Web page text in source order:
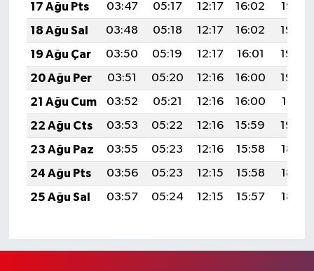
17 Ağu Pts
03:47 05:17 12:17 16:02
19:07
18 Ağu Sal
03:48 05:18 12:17 16:02
19:05
19 Ağu Çar
03:50 05:19 12:17 16:01
19:04
20 Ağu Per
03:51 05:20 12:16 16:00
19:03
21 Ağu Cum
03:52 05:21 12:16 16:00
19:01
22 Ağu Cts
03:53 05:22 12:16 15:59
19:00
23 Ağu Paz
03:55 05:23 12:16 15:58
18:59
24 Ağu Pts
03:56 05:23 12:15 15:58
18:57
25 Ağu Sal
03:57 05:24 12:15 15:57 18:56